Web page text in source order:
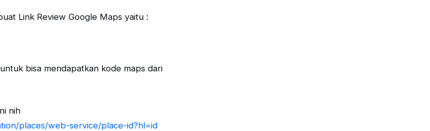
Link Review Google Maps yaitu :
bisa mendapatkan kode maps dari
nih
places/web-service/place-id?hl=id